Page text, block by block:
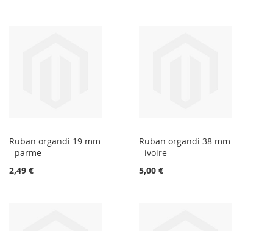
Ruban organdi 19 mm
- parme
2,49 €
Ruban organdi 38 mm
- ivoire
5,00 €